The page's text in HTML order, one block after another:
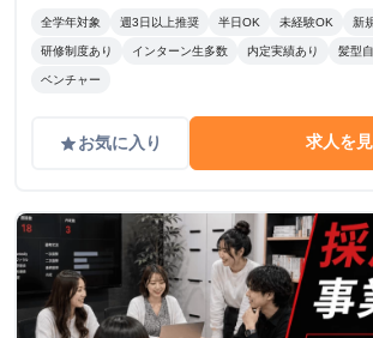
全学年対象 週3日以上推奨 半日OK 未経験OK 新
研修制度あり インターン生多数 内定実績あり 髪型
ベンチャー
gradeお気に入り 求人を